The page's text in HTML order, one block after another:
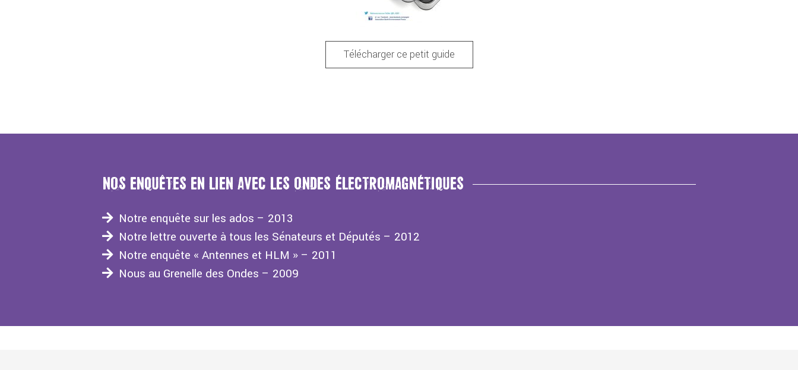
Télécharger ce petit guide
NOS ENQUÊTES EN LIEN AVEC LES ONDES ÉLECTROMAGNÉTIQUES
Notre enquête sur les ados – 2013
Notre lettre ouverte à tous les Sénateurs et Députés – 2012
Notre enquête « Antennes et HLM » – 2011
Nous au Grenelle des Ondes – 2009